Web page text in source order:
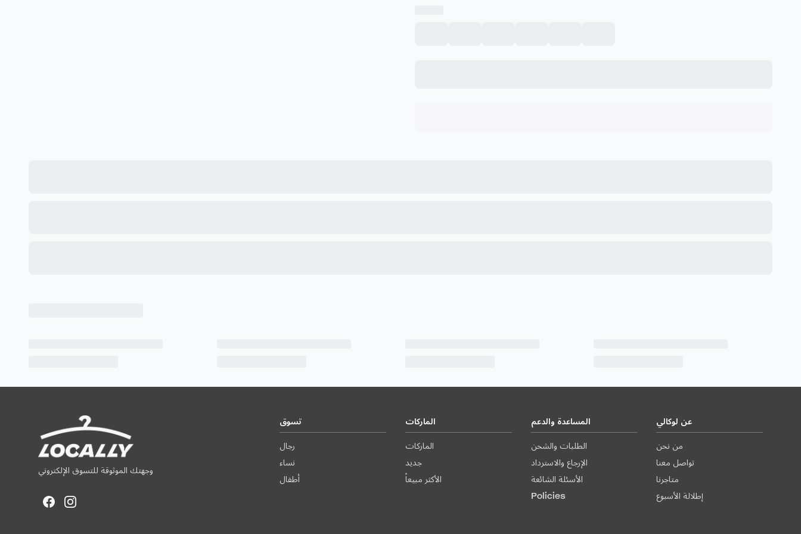
وجهتك الموثوقة للتسوق الإلكتروني
تسوق
رجال
نساء
أطفال
الماركات
الماركات
جديد
الأكثر مبيعاً
المساعدة والدعم
الطلبات والشحن
الإرجاع والاسترداد
الأسئلة الشائعة
Policies
عن لوكالي
من نحن
تواصل معنا
متاجرنا
إطلالة الأسبوع